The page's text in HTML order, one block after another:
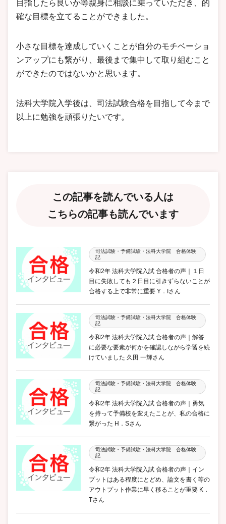
目指したら良いか等親身に相談に乗っていただき、的
確な目標を立てることができました。
小さな目標を達成していくことが自分のモチベーショ
ンアップにも繋がり、最後まで集中して取り組むこと
ができたのではないかと思います。
法科大学院入学後は、司法試験合格を目指して今まで
以上に勉強を頑張りたいです。
この記事を読んでいる人は
こちらの記事も読んでいます
司法試験・予備試験・法科大学院 合格体験
記
令和2年 法科大学院入試 合格者の声｜１日
目に失敗しても２日目に引きずらないことが
合格する上で非常に重要 Y．Iさん
司法試験・予備試験・法科大学院 合格体験
記
令和2年 法科大学院入試 合格者の声｜解答
に必要な要素が何かを確認しながら学習を続
けていました 久田 一輝さん
司法試験・予備試験・法科大学院 合格体験
記
令和2年 法科大学院入試 合格者の声｜勇気
を持って予備校を変えたことが、私の合格に
繋がった H．Sさん
司法試験・予備試験・法科大学院 合格体験
記
令和2年 法科大学院入試 合格者の声｜イン
プットはある程度にとどめ、論文を書く等の
アウトプット作業に早く移ることが重要 K．
Tさん